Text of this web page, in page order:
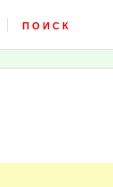
ПОИСК